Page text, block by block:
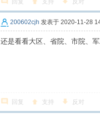
回复 支持 反对
200602cjh 发表于 2020-11-28
还是看看大区、省院、市院、
回复 支持 反对